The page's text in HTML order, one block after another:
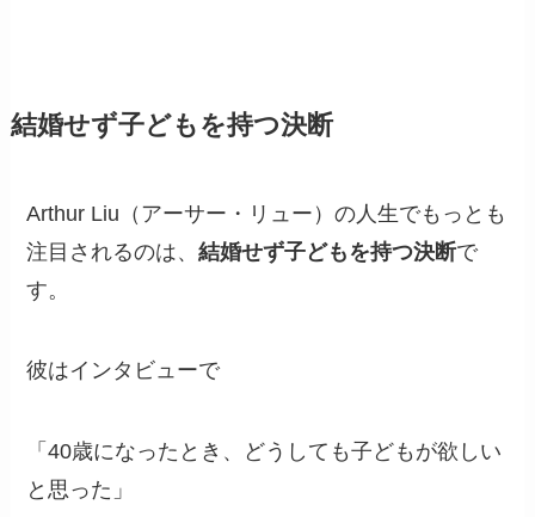
結婚せず子どもを持つ決断
Arthur Liu（アーサー・リュー）の人生でもっとも
注目されるのは、結婚せず子どもを持つ決断で
す。
彼はインタビューで
「40歳になったとき、どうしても子どもが欲しい
と思った」